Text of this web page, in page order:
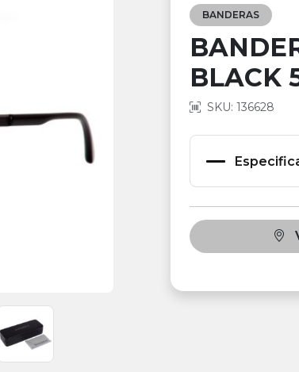
BANDERAS
BLACK
SKU: 136628